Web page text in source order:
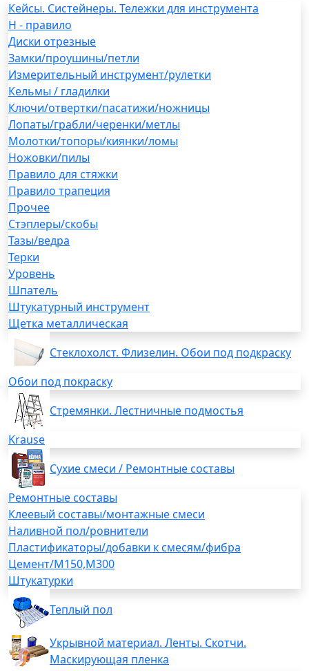
Кейсы. Систейнеры. Тележки для инструмента
H - правило
Диски отрезные
Замки/проушины/петли
Измерительный инструмент/рулетки
Кельмы / гладилки
Ключи/отвертки/пасатижи/ножницы
Лопаты/грабли/черенки/метлы
Молотки/топоры/киянки/ломы
Ножовки/пилы
Правило для стяжки
Правило трапеция
Прочее
Стэплеры/скобы
Тазы/ведра
Терки
Уровень
Шпатель
Штукатурный инструмент
Щетка металлическая
Стеклохолст. Флизелин. Обои под подкраску
Обои под покраску
Стремянки. Лестничные подмостья
Krause
Сухие смеси / Ремонтные составы
Ремонтные составы
Клеевый составы/монтажные смеси
Наливной пол/ровнители
Пластификаторы/добавки к смесям/фибра
Цемент/М150,М300
Штукатурки
Теплый пол
Укрывной материал. Ленты. Скотчи.
Маскирующая пленка